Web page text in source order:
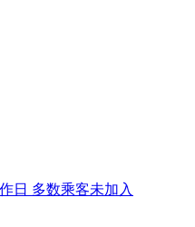
日 多数乘客未加入